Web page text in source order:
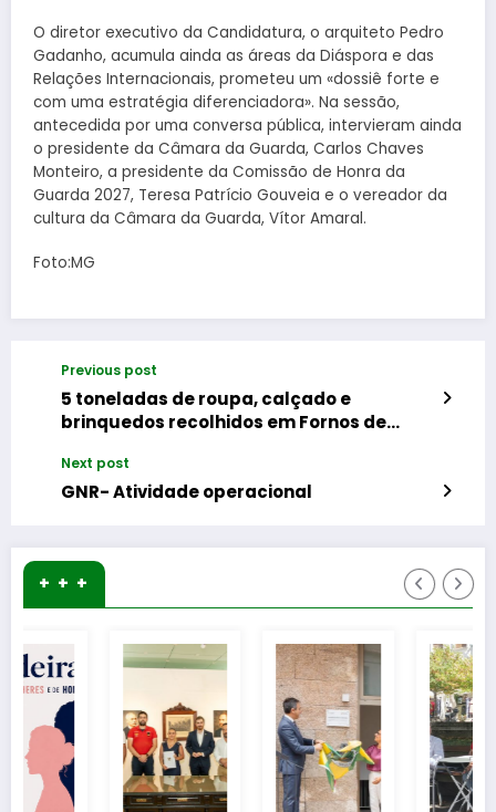
O diretor executivo da Candidatura, o arquiteto Pedro
Gadanho, acumula ainda as áreas da Diáspora e das
Relações Internacionais, prometeu um «dossiê forte e
com uma estratégia diferenciadora». Na sessão,
antecedida por uma conversa pública, intervieram ainda
o presidente da Câmara da Guarda, Carlos Chaves
Monteiro, a presidente da Comissão de Honra da
Guarda 2027, Teresa Patrício Gouveia e o vereador da
cultura da Câmara da Guarda, Vítor Amaral.
Foto:MG
Previous post
5 toneladas de roupa, calçado e
brinquedos recolhidos em Fornos de
Next post
GNR- Atividade operacional
+ + +